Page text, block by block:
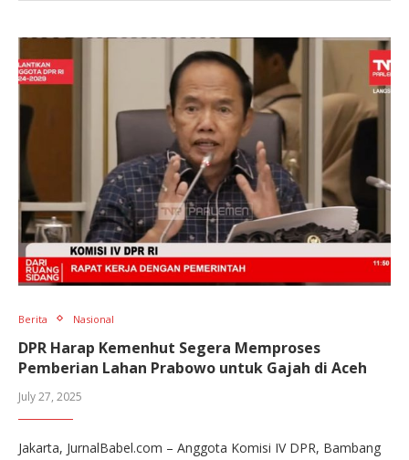
Berita Nasional
DPR Harap Kemenhut Segera Memproses
Pemberian Lahan Prabowo untuk Gajah di Aceh
July 27, 2025
Jakarta, JurnalBabel.com – Anggota Komisi IV DPR, Bambang